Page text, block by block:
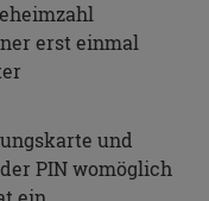
erst einmal
und
PIN womöglich